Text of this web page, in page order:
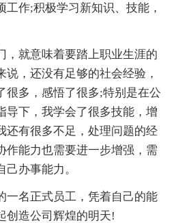
工作;积极学习新知识、技能，
，就意味着要踏上职业生涯的
，还没有足够的社会经验，
很多，感悟了很多;特别是在公
导下，我学会了很多技能，增
还有很多不足，处理问题的经
作能力也需要进一步增强，需
办事能力。
一名正式员工，凭着自己的能
创造公司辉煌的明天!